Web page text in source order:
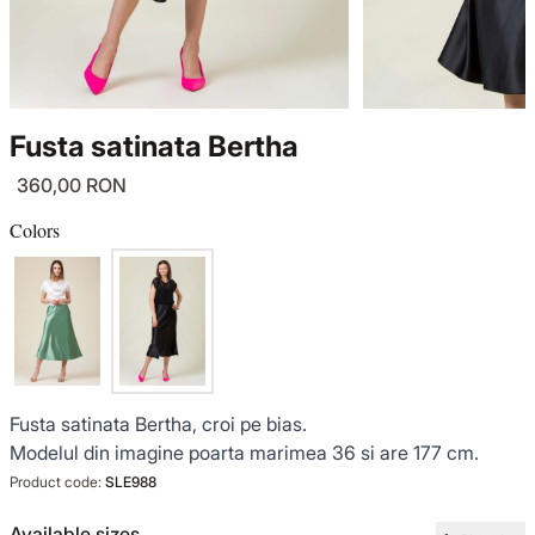
Fusta satinata Bertha
360,00 RON
Colors
Fusta satinata Bertha, croi pe bias.
Modelul din imagine poarta marimea 36 si are 177 cm.
Product code: SLE988
TWIN SETS
KNITWEAR
COATS
TINUTE DE OCAZIE
NOUTĂȚI
PRODUSE DIN IN
JACKETS
VEZI TOATE REDUCERILE
SENSE LIMITED EDITION
BACK TO OFFICE